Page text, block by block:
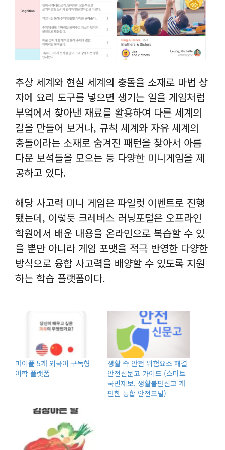
추상 세계와 현실 세계의 충돌을 소재로 마법 상
자에 요리 도구를 넣으면 생기는 일을 게임처럼
부엌에서 찾아낸 재료를 활용하여 다른 세계의
길을 만들어 보거나, 규칙 세계와 자유 세계의
충돌이라는 소재로 숨겨진 패턴을 찾아서 아름
다운 보석들을 모으는 등 다양한 미니게임을 제
공하고 있다.
해당 사고력 미니 게임은 파일럿 이벤트로 진행
됐는데, 이렇듯 크레버스 러닝포털은 오프라인
학원에서 배운 내용을 온라인으로 복습할 수 있
을 뿐만 아니라 게임 포맷을 적극 반영한 다양한
방식으로 융합 사고력을 배양할 수 있도록 지원
하는 학습 플랫폼이다.
마이풀 5개 외국어 구독형
어학 플랫폼
생활 속 안전 위험요소 해결
안전신문고 가이드 (스마트
국민제보, 생활불편신고 개
편한 통합 안전포털)